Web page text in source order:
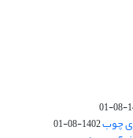
چوب1402-08-01